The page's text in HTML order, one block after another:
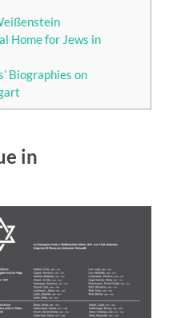
Home for Jews in
Biographies on
in